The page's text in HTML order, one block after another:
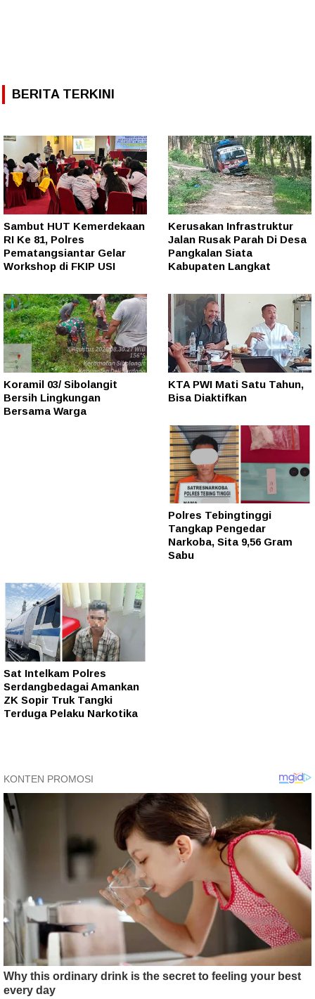
BERITA TERKINI
Sambut HUT Kemerdekaan
RI Ke 81, Polres
Pematangsiantar Gelar
Workshop di FKIP USI
Kerusakan Infrastruktur
Jalan Rusak Parah Di Desa
Pangkalan Siata
Kabupaten Langkat
Koramil 03/ Sibolangit
Bersih Lingkungan
Bersama Warga
KTA PWI Mati Satu Tahun,
Bisa Diaktifkan
Polres Tebingtinggi
Tangkap Pengedar
Narkoba, Sita 9,56 Gram
Sabu
Sat Intelkam Polres
Serdangbedagai Amankan
ZK Sopir Truk Tangki
Terduga Pelaku Narkotika